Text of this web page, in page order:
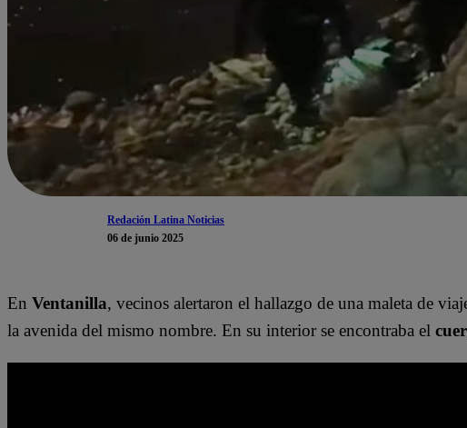
Redación Latina Noticias
06 de junio 2025
En Ventanilla, vecinos alertaron el hallazgo de una maleta de
la avenida del mismo nombre. En su interior se encontraba el